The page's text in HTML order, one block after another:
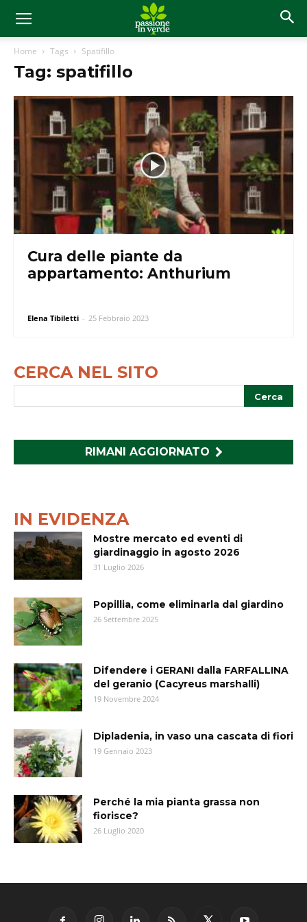
Home Tags Spatifillo
Tag: spatifillo
Cura delle piante da
appartamento: Anthurium
Elena Tibiletti - 25 Febbraio 2023
CERCA NEL SITO
RIMANI AGGIORNATO
IN EVIDENZA
Mostre mercato ed eventi di
giardinaggio in agosto 2026
31 Luglio 2026
Popillia, come eliminarla dal giardino
26 Settembre 2025
Difendere i GERANI dalla FARFALLINA
del geranio (Cacyreus marshalli)
19 Novembre 2024
Dipladenia, in vaso una cascata di fiori
19 Gennaio 2023
Perché la mia pianta grassa non
fiorisce?
26 Luglio 2020